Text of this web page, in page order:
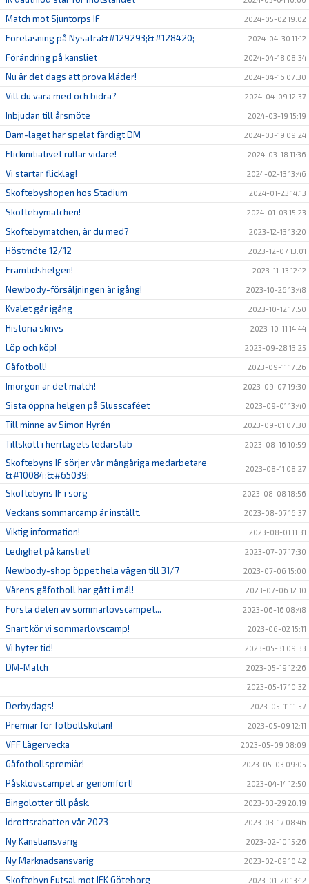
Match mot Sjuntorps IF 2024-05-02 19:02
Föreläsning på Nysätra&#129293;&#128420; 2024-04-30 11:12
Förändring på kansliet 2024-04-18 08:34
Nu är det dags att prova kläder! 2024-04-16 07:30
Vill du vara med och bidra? 2024-04-09 12:37
Inbjudan till årsmöte 2024-03-19 15:19
Dam-laget har spelat färdigt DM 2024-03-19 09:24
Flickinitiativet rullar vidare! 2024-03-18 11:36
Vi startar flicklag! 2024-02-13 13:46
Skoftebyshopen hos Stadium 2024-01-23 14:13
Skoftebymatchen! 2024-01-03 15:23
Skoftebymatchen, är du med? 2023-12-13 13:20
Höstmöte 12/12 2023-12-07 13:01
Framtidshelgen! 2023-11-13 12:12
Newbody-försäljningen är igång! 2023-10-26 13:48
Kvalet går igång 2023-10-12 17:50
Historia skrivs 2023-10-11 14:44
Löp och köp! 2023-09-28 13:25
Gåfotboll! 2023-09-11 17:26
Imorgon är det match! 2023-09-07 19:30
Sista öppna helgen på Slusscaféet 2023-09-01 13:40
Till minne av Simon Hyrén 2023-09-01 07:30
Tillskott i herrlagets ledarstab 2023-08-16 10:59
Skoftebyns IF sörjer vår mångåriga medarbetare
&#10084;&#65039;
2023-08-11 08:27
Skoftebyns IF i sorg 2023-08-08 18:56
Veckans sommarcamp är inställt. 2023-08-07 16:37
Viktig information! 2023-08-01 11:31
Ledighet på kansliet! 2023-07-07 17:30
Newbody-shop öppet hela vägen till 31/7 2023-07-06 15:00
Vårens gåfotboll har gått i mål! 2023-07-06 12:10
Första delen av sommarlovscampet... 2023-06-16 08:48
Snart kör vi sommarlovscamp! 2023-06-02 15:11
Vi byter tid! 2023-05-31 09:33
DM-Match 2023-05-19 12:26
2023-05-17 10:32
Derbydags! 2023-05-11 11:57
Premiär för fotbollskolan! 2023-05-09 12:11
VFF Lägervecka 2023-05-09 08:09
Gåfotbollspremiär! 2023-05-03 09:05
Påsklovscampet är genomfört! 2023-04-14 12:50
Bingolotter till påsk. 2023-03-29 20:19
Idrottsrabatten vår 2023 2023-03-17 08:46
Ny Kansliansvarig 2023-02-10 15:26
Ny Marknadsansvarig 2023-02-09 10:42
Skoftebyn Futsal mot IFK Göteborg 2023-01-20 13:12